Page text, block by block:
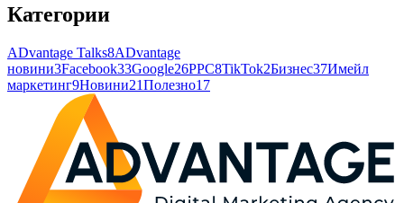
Категории
ADvantage Talks8ADvantage
новини3Facebook33Google26PPC8TikTok2Бизнес37Имейл
маркетинг9Новини21Полезно17